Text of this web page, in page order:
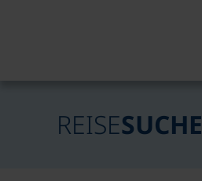
REISESUCHE